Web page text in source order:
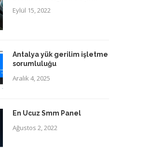
Eylül 15, 2022
Antalya yük gerilim işletme
sorumluluğu
Aralık 4, 2025
En Ucuz Smm Panel
Ağustos 2, 2022